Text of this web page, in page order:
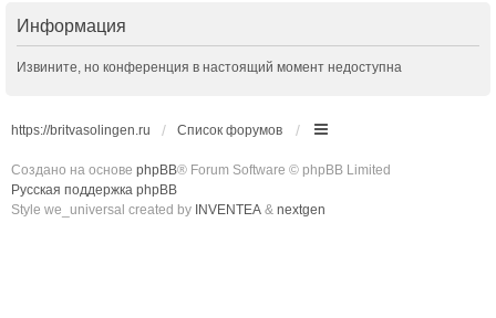
Информация
Извините, но конференция в настоящий момент недоступна
https://britvasolingen.ru Список форумов
Создано на основе phpBB® Forum Software © phpBB Limited
Русская поддержка phpBB
Style we_universal created by INVENTEA & nextgen